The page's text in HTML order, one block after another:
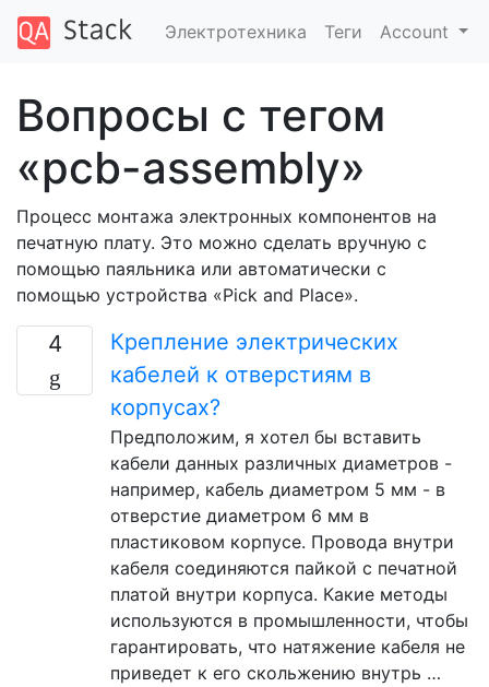
Электротехника Теги Account
Вопросы с тегом
«pcb-assembly»
Процесс монтажа электронных компонентов на
печатную плату. Это можно сделать вручную с
помощью паяльника или автоматически с
помощью устройства «Pick and Place».
4
Крепление электрических
кабелей к отверстиям в
корпусах?
Предположим, я хотел бы вставить
кабели данных различных диаметров -
например, кабель диаметром 5 мм - в
отверстие диаметром 6 мм в
пластиковом корпусе. Провода внутри
кабеля соединяются пайкой с печатной
платой внутри корпуса. Какие методы
используются в промышленности, чтобы
гарантировать, что натяжение кабеля не
приведет к его скольжению внутрь …